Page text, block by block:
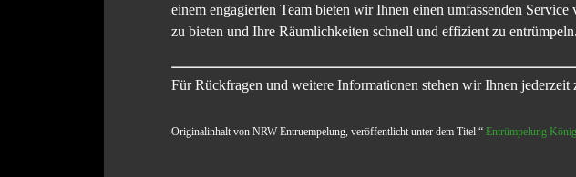
einem engagierten Team bieten wir Ihnen einen umfassenden
zu bieten und Ihre Räumlichkeiten schnell und effizient zu entrümpeln.
Für Rückfragen und weitere Informationen stehen wir Ihnen jederzeit
Originalinhalt von NRW-Entruempelung, veröffentlicht unter dem Titel “ Entrümpelung